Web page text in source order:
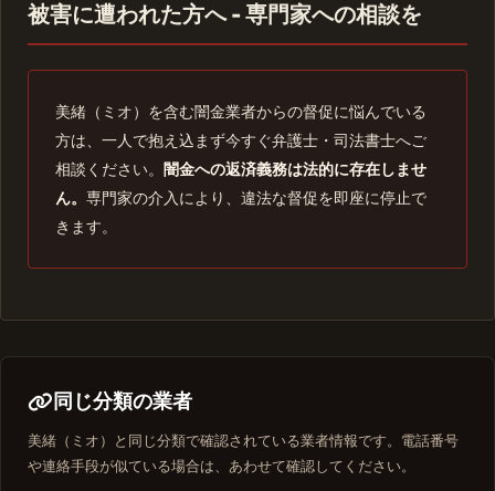
被害に遭われた方へ - 専門家への相談を
美緒（ミオ）を含む闇金業者からの督促に悩んでいる
方は、一人で抱え込まず今すぐ弁護士・司法書士へご
相談ください。 闇金への返済義務は法的に存在しませ
ん。 専門家の介入により、違法な督促を即座に停止で
きます。
同じ分類の業者
美緒（ミオ）と同じ分類で確認されている業者情報です。電話番号
や連絡手段が似ている場合は、あわせて確認してください。